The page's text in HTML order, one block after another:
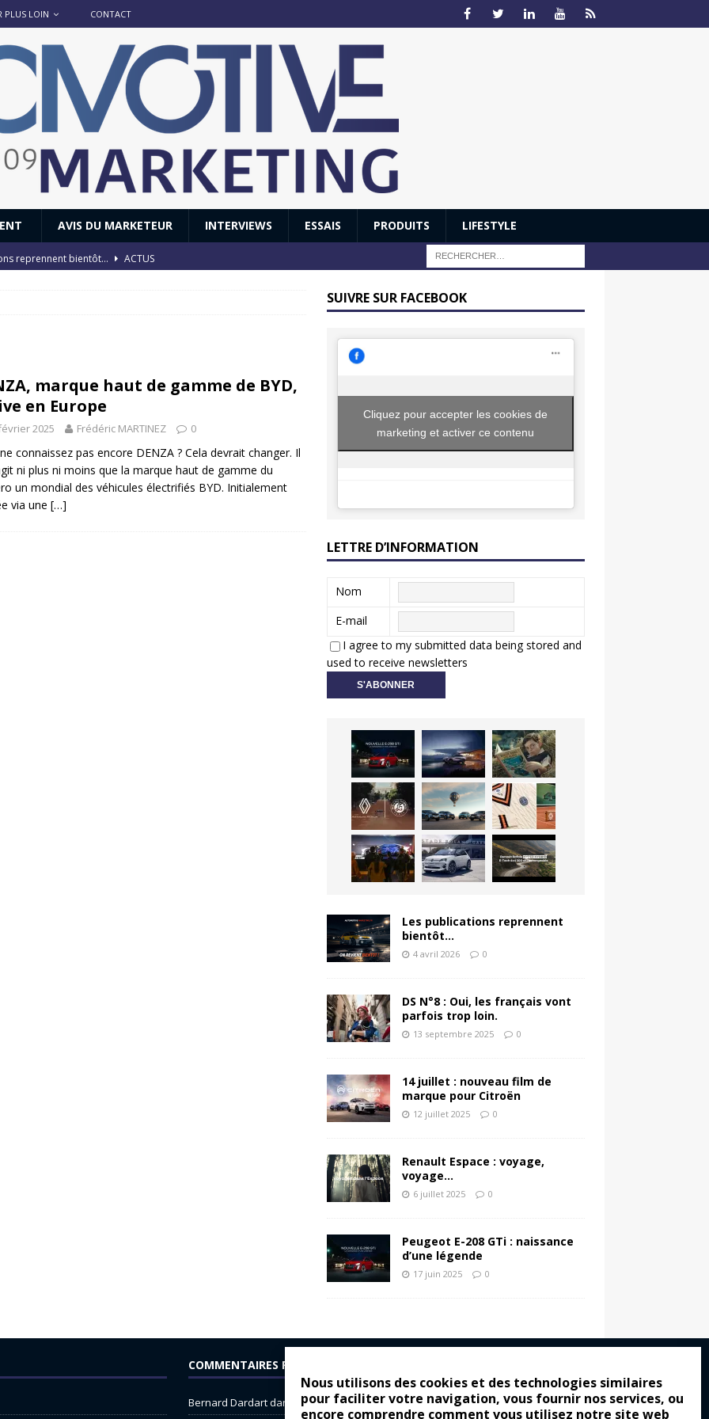
Nous utilisons des cookies et des technologies similaires
pour faciliter votre navigation, vous fournir nos services, ou
encore comprendre comment vous utilisez notre site web
PLUS LOIN CONTACT
AVIS DU MARKETEUR INTERVIEWS ESSAIS PRODUITS LIFESTYLE
reprennent bientôt…
ACTUS
: Honda dévoile un spot publicitaire… confiné! ACTUS
marque haut de gamme de BYD,
en Europe
2025 Frédéric MARTINEZ 0
connaissez pas encore DENZA ? Cela devrait changer. Il
ni plus ni moins que la marque haut de gamme du
un mondial des véhicules électrifiés BYD. Initialement
via une […]
SUIVRE SUR FACEBOOK
Cliquez pour accepter les cookies de
marketing et activer ce contenu
LETTRE D’INFORMATION
Nom
E-mail
I agree to my submitted data being stored and
used to receive newsletters
Les publications reprennent
bientôt…
4 avril 2026 0
DS N°8 : Oui, les français vont
parfois trop loin.
13 septembre 2025 0
14 juillet : nouveau film de
marque pour Citroën
12 juillet 2025 0
Renault Espace : voyage,
voyage…
6 juillet 2025 0
Peugeot E-208 GTi : naissance
d’une légende
17 juin 2025 0
COMMENTAIRES RÉCENTS
Bernard Dardartdans Dacia Sandero : pour les gens vrais